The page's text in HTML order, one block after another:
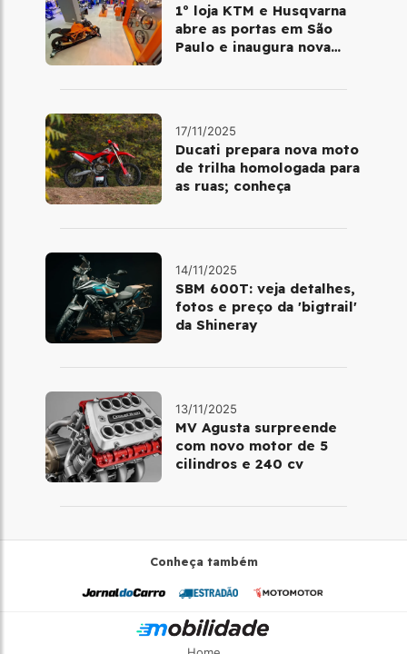
1º loja KTM e Husqvarna
abre as portas em São
Paulo e inaugura nova
17/11/2025
Ducati prepara nova moto
de trilha homologada para
as ruas; conheça
14/11/2025
SBM 600T: veja detalhes,
fotos e preço da 'bigtrail'
da Shineray
13/11/2025
MV Agusta surpreende
com novo motor de 5
cilindros e 240 cv
Conheça também